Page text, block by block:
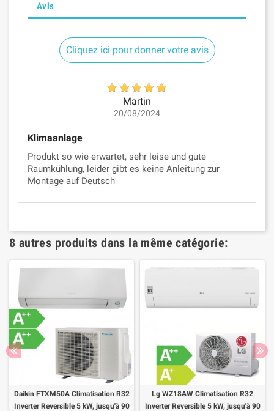
Avis
Cliquez ici pour donner votre avis
Martin
20/08/2024
Klimaanlage
Produkt so wie erwartet, sehr leise und gute
Raumkühlung, leider gibt es keine Anleitung zur
Montage auf Deutsch
8 autres produits dans la même catégorie:
Daikin FTXM50A Climatisation R32
Inverter Reversible 5 kW, jusqu'à 90
Lg WZ18AW Climatisation R32
Inverter Reversible 5 kW, jusqu'à 90